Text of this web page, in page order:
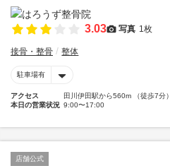
3.03 写真 1枚
接骨・整骨 整体
駐車場有
アクセス
田川伊田駅から560m （徒歩7分）
本日の営業状況 9:00〜17:00
店舗公式